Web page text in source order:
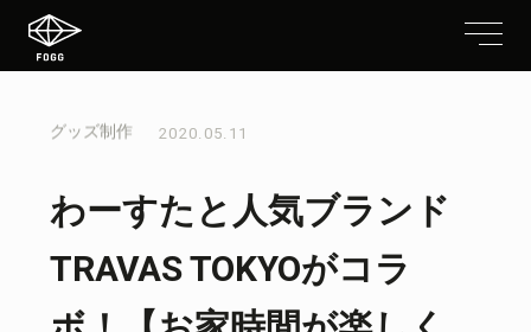
グッズ制作 2020.05.11
わーすたと人気ブランド
TRAVAS TOKYOがコラ
ボ！【お家時間が楽しく